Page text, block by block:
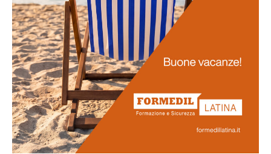
Promozione
della salute
La salute dei lavoratori rappresenta il fulcro di questo
progetto. Favoriamo uno stile di vita salutare tra il
personale e sosteniamo attivamente la prevenzione
delle malattie professionali. Ci impegniamo
nell'obiettivo di potenziare la vostra salute e il vostro
benessere generale.